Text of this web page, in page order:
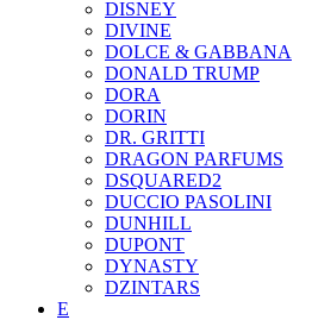
DISNEY
DIVINE
DOLCE & GABBANA
DONALD TRUMP
DORA
DORIN
DR. GRITTI
DRAGON PARFUMS
DSQUARED2
DUCCIO PASOLINI
DUNHILL
DUPONT
DYNASTY
DZINTARS
E